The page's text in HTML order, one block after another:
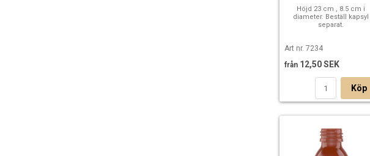
Höjd 23 cm , 8.5 cm i
diameter. Beställ kapsyl
separat.
Art nr. 7234
från 12,50 SEK
Köp